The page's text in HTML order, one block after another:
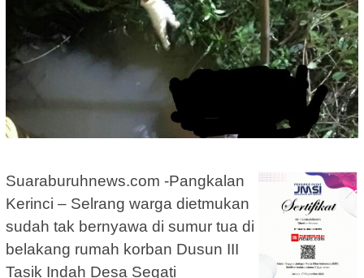
Suaraburuhnews.com -Pangkalan
Kerinci – Selrang warga dietmukan
sudah tak bernyawa di sumur tua di
belakang rumah korban Dusun III
Tasik Indah Desa Segati